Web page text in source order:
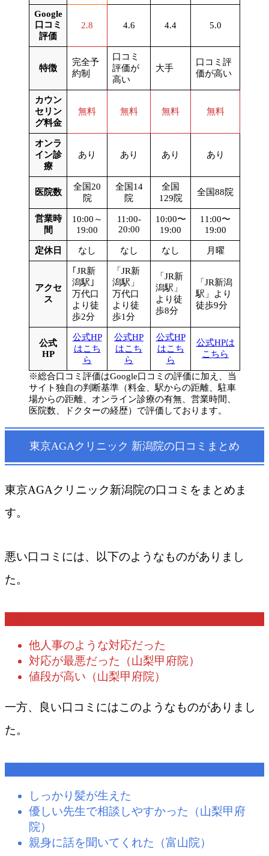
Google
口コミ
評価
2.8 4.6 4.4 5.0
特徴
完全予
約制
口コミ
評価が
高い
大手
口コミ評
価が高い
カウン
セリン
グ料金
無料 無料 無料 無料
オンラ
イン診
療
あり あり あり あり
医院数
全国20
院
全国14
院
全国
129院
全国88院
営業時
間
10:00～
19:00
11:00-
20:00
10:00〜
19:00
11:00〜
19:00
定休日 なし なし なし 月曜
アクセ
ス
｢JR新
潟駅｣
万代口
より徒
歩2分
「JR新
潟駅」
万代口
より徒
歩1分
「JR新
潟駅」
より徒
歩8分
「JR新潟
駅」より
徒歩9分
公式
HP
公式HP
はこち
ら
公式HP
はこち
ら
公式HP
はこち
ら
公式HPは
こちら
※総合口コミ評価はGoogle口コミの評価に加え、当
サイト独自の判断基準（料金、駅からの距離、駐車
場からの距離、オンライン診療の有無、営業時間、
医院数、ドクターの経歴）で評価しております。
東京AGAクリニック 新潟院の口コミまとめ
東京AGAクリニック新潟院の口コミをまとめま
す。
悪い口コミには、以下のようなものがありまし
た。
他人事のような対応だった
対応が最悪だった（山梨甲府院）
値段が高い（山梨甲府院）
一方、良い口コミにはこのようなものがありまし
た。
しっかり髪が生えた
優しい先生で相談しやすかった（山梨甲府
院）
親身に話を聞いてくれた（富山院）